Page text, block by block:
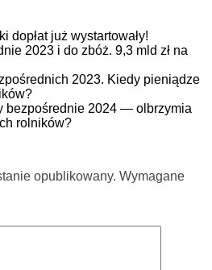
dopłat już wystartowały!
2023 i do zbóż. 9,3 mld zł na
2023. Kiedy pieniądze
bezpośrednie 2024 — olbrzymia
rolników?
opublikowany. Wymagane